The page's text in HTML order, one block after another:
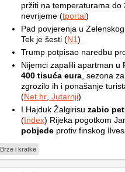
pržiti na temperaturama do
nevrijeme (tportal)
Pad povjerenja u
Tek je šesti (N1)
Trump potpisao naredbu
Nijemci zapalili apartman u
400 tisuća eura , sezona
zgrozilo ih i ponašanje
(Net.hr Jutarnji)
I Hajduk Žalgirisu zabio
(Index) Rijeka pogotkom
pobjede protiv finskog
Brze i kratke